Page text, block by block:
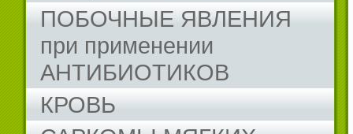
ПОБОЧНЫЕ ЯВЛЕНИЯ
при применении
АНТИБИОТИКОВ
КРОВЬ